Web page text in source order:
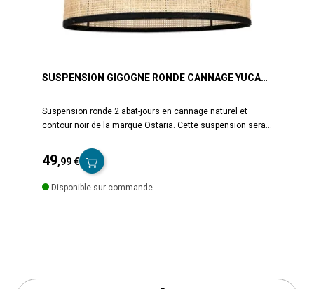
SUSPENSION GIGOGNE RONDE CANNAGE YUCA
Suspension ronde 2 abat-jours en cannage naturel et
contour noir de la marque Ostaria. Cette suspension sera
Ampoule non incluse. Douille à vis E27. Cordon 100 cm.
Dimensions : D35 x H19 cm. Poids : 1,37 kg. Matière :
Pailler et polyester.
49,99 €
Disponible sur commande